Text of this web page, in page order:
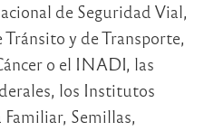
de Seguridad Vial,
y de Transporte,
o el INADI, las
los Institutos
Semillas,